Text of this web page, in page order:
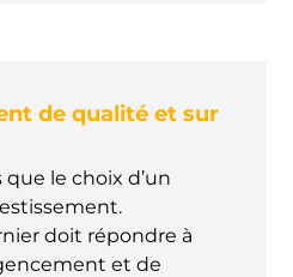
de qualité et sur
le choix d’un
doit répondre à
et de